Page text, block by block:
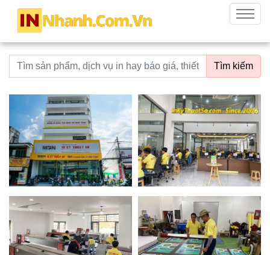
innhanh.com.vn
Menu
Từ khoá tìm kiếm Tìm kiếm